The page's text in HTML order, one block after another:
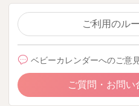
ご利用のル
ベビーカレンダーへのご意
ご質問・お問い